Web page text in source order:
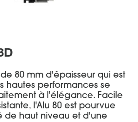
80 mm d'épaisseur qui est
hautes performances se
à l'élégance. Facile
l'Alu 80 est pourvue
de haut niveau et d'une